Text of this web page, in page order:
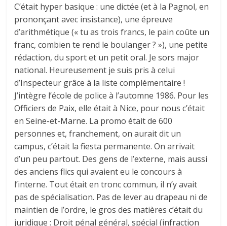
C’était hyper basique : une dictée (et à la Pagnol, en
prononçant avec insistance), une épreuve
d’arithmétique (« tu as trois francs, le pain coûte un
franc, combien te rend le boulanger ? »), une petite
rédaction, du sport et un petit oral. Je sors major
national. Heureusement je suis pris à celui
d’Inspecteur grâce à la liste complémentaire !
J’intègre l’école de police à l’automne 1986. Pour les
Officiers de Paix, elle était à Nice, pour nous c’était
en Seine-et-Marne. La promo était de 600
personnes et, franchement, on aurait dit un
campus, c’était la fiesta permanente. On arrivait
d’un peu partout. Des gens de l’externe, mais aussi
des anciens flics qui avaient eu le concours à
l’interne. Tout était en tronc commun, il n’y avait
pas de spécialisation. Pas de lever au drapeau ni de
maintien de l’ordre, le gros des matières c’était du
juridique : Droit pénal général, spécial (infraction